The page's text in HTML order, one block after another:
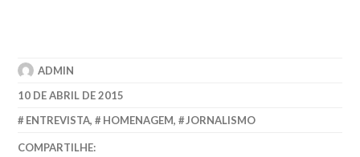
ADMIN
10 DE ABRIL DE 2015
ENTREVISTA, HOMENAGEM, JORNALISMO
COMPARTILHE: